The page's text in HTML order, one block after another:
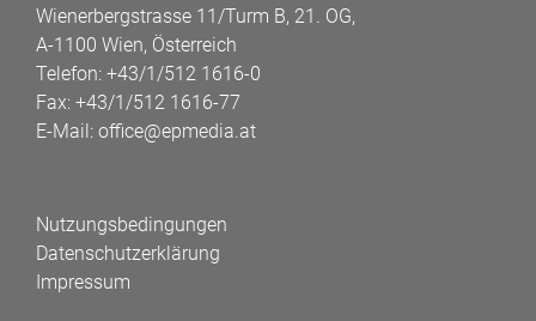
Wienerbergstrasse 11/Turm B, 21. OG,
A-1100 Wien, Österreich
Telefon: +43/1/512 1616-0
Fax: +43/1/512 1616-77
E-Mail: office@epmedia.at
Nutzungsbedingungen
Datenschutzerklärung
Impressum